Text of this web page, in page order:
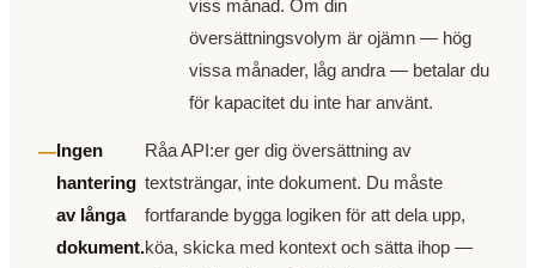
viss månad. Om din
översättningsvolym är ojämn — hög
vissa månader, låg andra — betalar du
för kapacitet du inte har använt.
Ingen
hantering
av långa
dokument.
Råa API:er ger dig översättning av
textsträngar, inte dokument. Du måste
fortfarande bygga logiken för att dela upp,
köa, skicka med kontext och sätta ihop —